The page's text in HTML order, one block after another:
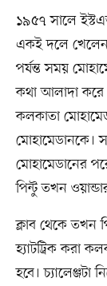
১৯৫৭ সালে
একই দলে
পর্যন্ত সময়
কথা আলাদা করে
কলকাতা
মোহামেডানকে।
মোহামেডানের
পিন্টু তখন
ক্লাব থেকে তখন
হ্যাটট্রিক করা
হবে।